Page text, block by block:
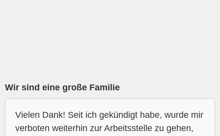
Wir sind eine große Familie
Vielen Dank! Seit ich gekündigt habe, wurde mir
verboten weiterhin zur Arbeitsstelle zu gehen,